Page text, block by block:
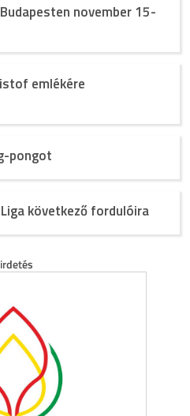
november 15-
emlékére
pongot
következő fordulóira